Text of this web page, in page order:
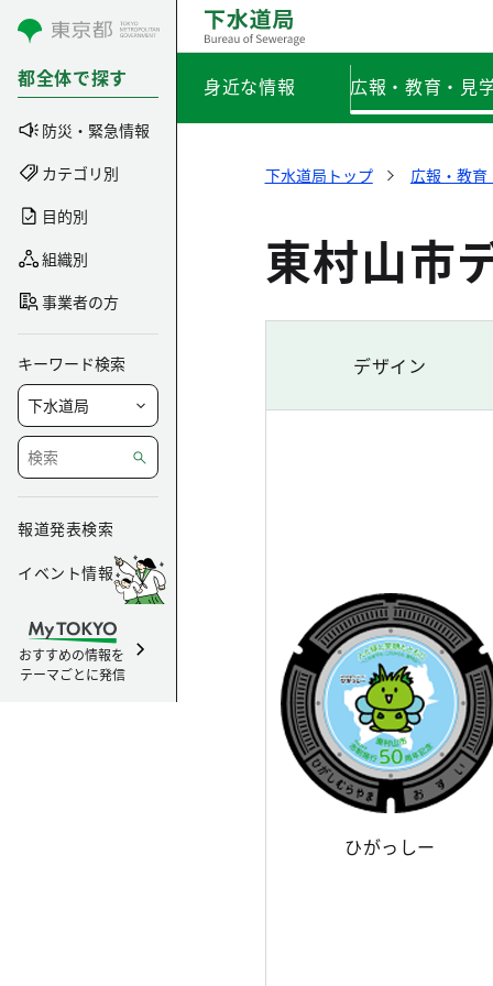
コンテンツにスキップ
都全体で探す
防災・緊急情報
カテゴリ別
目的別
組織別
事業者の方
キーワード検索
報道発表検索
イベント情報
おすすめの情報を
テーマごとに発信
身近な情報 広報・教育・見
下水道局トップ 広報・教育
東村山市
デザイン
ひがっしー